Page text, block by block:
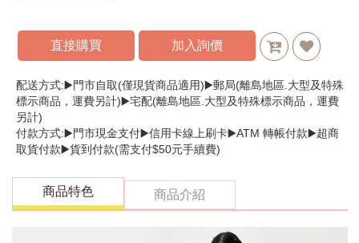
直接購買 加入詢價
配送方式:▶️門市自取(僅現貨商品適用)▶️郵局(離島地區.大型及特殊
標示商品，運費另計)▶️宅配(離島地區.大型及特殊標示商品，運費
另計)
付款方式:▶️門市現金支付▶️信用卡線上刷卡▶️ATM 轉帳付款▶️超商
取貨付款▶️貨到付款(需支付$50元手續費)
商品特色 商品介紹